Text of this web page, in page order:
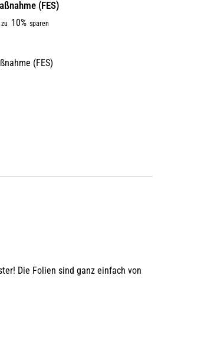
(FES)
10% sparen
(FES)
Die Folien sind ganz einfach von